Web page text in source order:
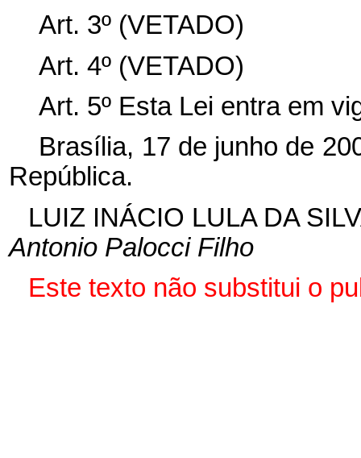
Art. 3º (VETADO)
Art. 4º (VETADO)
Art. 5º Esta Lei entra em
Brasília, 17 de junho de
República.
LUIZ INÁCIO LULA DA
Antonio Palocci Filho
Este texto não substitui o